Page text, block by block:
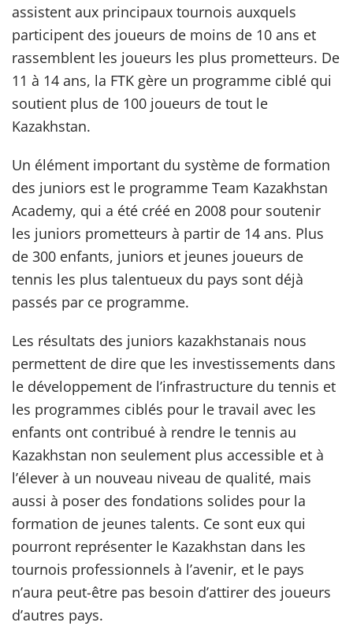
assistent aux principaux tournois auxquels
participent des joueurs de moins de 10 ans et
rassemblent les joueurs les plus prometteurs. De
11 à 14 ans, la FTK gère un programme ciblé qui
soutient plus de 100 joueurs de tout le
Kazakhstan.
Un élément important du système de formation
des juniors est le programme Team Kazakhstan
Academy, qui a été créé en 2008 pour soutenir
les juniors prometteurs à partir de 14 ans. Plus
de 300 enfants, juniors et jeunes joueurs de
tennis les plus talentueux du pays sont déjà
passés par ce programme.
Les résultats des juniors kazakhstanais nous
permettent de dire que les investissements dans
le développement de l’infrastructure du tennis et
les programmes ciblés pour le travail avec les
enfants ont contribué à rendre le tennis au
Kazakhstan non seulement plus accessible et à
l’élever à un nouveau niveau de qualité, mais
aussi à poser des fondations solides pour la
formation de jeunes talents. Ce sont eux qui
pourront représenter le Kazakhstan dans les
tournois professionnels à l’avenir, et le pays
n’aura peut-être pas besoin d’attirer des joueurs
d’autres pays.